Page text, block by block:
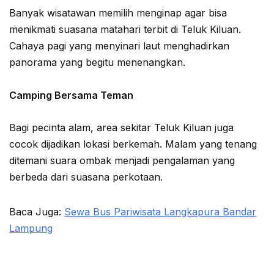
Banyak wisatawan memilih menginap agar bisa
menikmati suasana matahari terbit di Teluk Kiluan.
Cahaya pagi yang menyinari laut menghadirkan
panorama yang begitu menenangkan.
Camping Bersama Teman
Bagi pecinta alam, area sekitar Teluk Kiluan juga
cocok dijadikan lokasi berkemah. Malam yang tenang
ditemani suara ombak menjadi pengalaman yang
berbeda dari suasana perkotaan.
Baca Juga: Sewa Bus Pariwisata Langkapura Bandar
Lampung